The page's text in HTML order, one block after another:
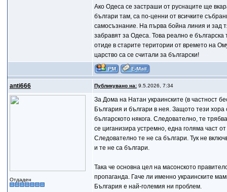
Ако Одеса се застраши от руснаците ще
българи там, са по-ценни от всичките
самосъзнание. На първа бойна линия и зад
забравят за Одеса. Това реално е
отиде в старите територии от времето на
царство са се считали за български!
anti666 Публикувано на:9.5.2026, 7:34
Отдаден
За Дома на Натан украинските (в частност
България и българи в нея. Защото тези
българското някога. Следователно, те
се циганизира устремно, една голяма част
Следователно те не са българи. Тук не
и те не са българи.
Така че основна цел на масонското
пропаганда. Гаче ли именно украинските
България е най-големия ни проблем.